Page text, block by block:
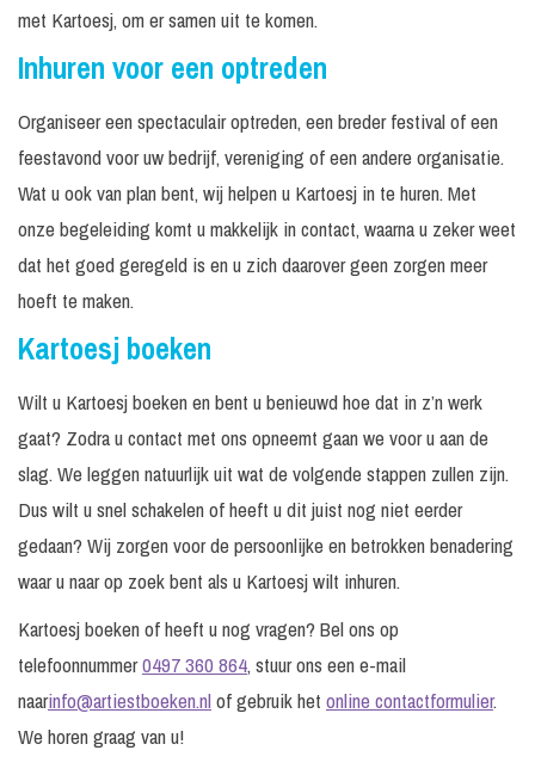
met Kartoesj, om er samen uit te komen.
Inhuren voor een optreden
Organiseer een spectaculair optreden, een breder festival of een
feestavond voor uw bedrijf, vereniging of een andere organisatie.
Wat u ook van plan bent, wij helpen u Kartoesj in te huren. Met
onze begeleiding komt u makkelijk in contact, waarna u zeker weet
dat het goed geregeld is en u zich daarover geen zorgen meer
hoeft te maken.
Kartoesj boeken
Wilt u Kartoesj boeken en bent u benieuwd hoe dat in z’n werk
gaat? Zodra u contact met ons opneemt gaan we voor u aan de
slag. We leggen natuurlijk uit wat de volgende stappen zullen zijn.
Dus wilt u snel schakelen of heeft u dit juist nog niet eerder
gedaan? Wij zorgen voor de persoonlijke en betrokken benadering
waar u naar op zoek bent als u Kartoesj wilt inhuren.
Kartoesj boeken of heeft u nog vragen? Bel ons op
telefoonnummer0497 360 864, stuur ons een e-mail
naarinfo@artiestboeken.nlof gebruik het online contactformulier.
We horen graag van u!